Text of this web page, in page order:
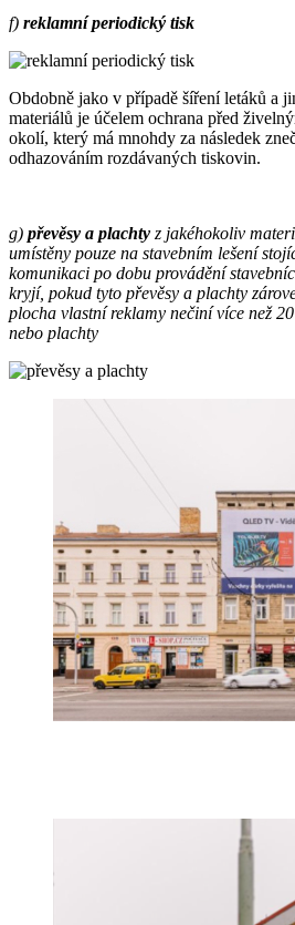
f) reklamní periodický tisk
Obdobně jako v případě šíření letáků a
materiálů je účelem ochrana před
okolí, který má mnohdy za následek
odhazováním rozdávaných tiskovin.
g) převěsy a plachty z jakéhokoliv
umístěny pouze na stavebním lešení
komunikaci po dobu provádění
kryjí, pokud tyto převěsy a plachty
plocha vlastní reklamy nečiní více než
nebo plachty